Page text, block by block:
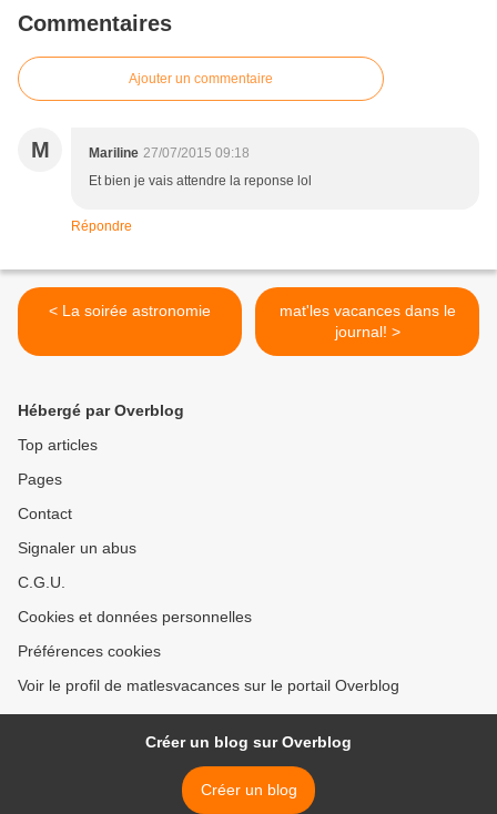
Commentaires
Ajouter un commentaire
M Mariline 27/07/2015 09:18
Et bien je vais attendre la reponse lol
Répondre
< La soirée astronomie
mat'les vacances dans le
journal! >
Hébergé par Overblog
Top articles
Pages
Contact
Signaler un abus
C.G.U.
Cookies et données personnelles
Préférences cookies
Voir le profil de matlesvacances sur le portail Overblog
Créer un blog sur Overblog
Créer un blog